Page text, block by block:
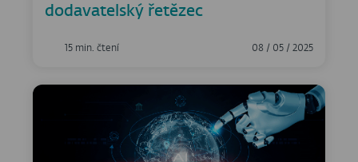
dodavatelský řetězec
15 min. čtení 08 / 05 / 2025